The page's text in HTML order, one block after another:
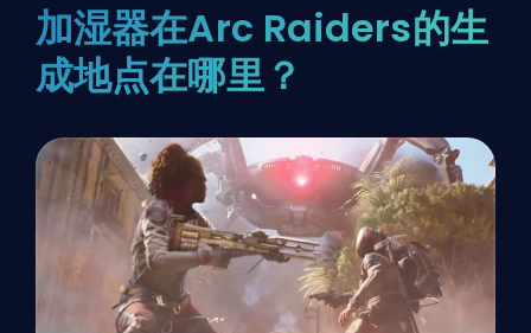
加湿器在Arc Raiders的生
成地点在哪里？